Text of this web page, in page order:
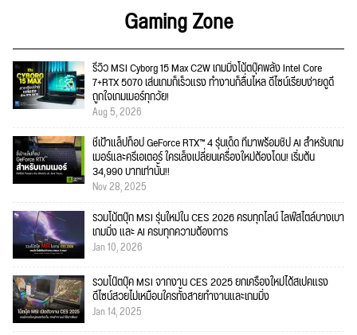
Gaming Zone
รีวิว MSI Cyborg 15 Max C2W เกมมิ่งโน้ตบุ๊คพลัง Intel Core
7+RTX 5070 เล่นเกมก็เร็วแรง ทำงานก็ลื่นไหล ดีไซน์เรียบง่ายดูดี
ถูกใจเกมเมอร์ทุกวัย!
Aug 5, 2026
ชี้เป้าแล็ปท็อป GeForce RTX™ 4 รุ่นเด็ด ที่มาพร้อมชิป AI สำหรับเกม
เมอร์และครีเอเตอร์ ใครเล็งเปลี่ยนเครื่องใหม่ต้องโดน! เริ่มต้น
34,990 บาทเท่านั้น!!
Nov 28, 2025
รวมโน้ตบุ๊ก MSI รุ่นใหม่ใน CES 2026 ครบทุกไลน์ ไลฟ์สไตล์บางเบา
เกมมิ่ง และ AI ครบทุกความต้องการ
Jan 10, 2026
รวมโน๊ตบุ๊ค MSI จากงาน CES 2025 ยกเครื่องใหม่ได้สเปคแรง
ดีไซน์สวยไม่เหมือนใครทั้งสายทำงานและเกมมิ่ง
Jan 14, 2025